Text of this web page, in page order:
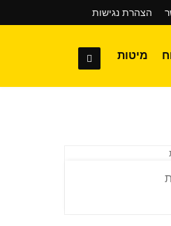
הצהרת נגישות
מיטות